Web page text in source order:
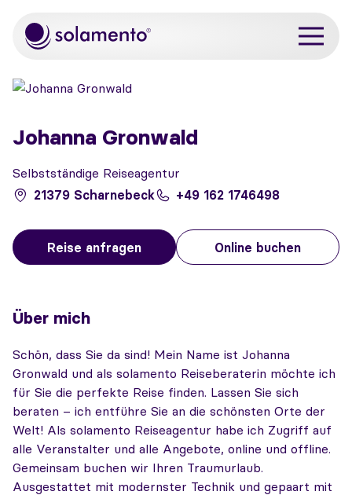
Johanna Gronwald
Selbstständige Reiseagentur
21379 Scharnebeck
+49 162 1746498
Reise anfragen Online buchen
Über mich
Schön, dass Sie da sind! Mein Name ist Johanna
Gronwald und als solamento Reiseberaterin möchte ich
für Sie die perfekte Reise finden. Lassen Sie sich
beraten – ich entführe Sie an die schönsten Orte der
Welt! Als solamento Reiseagentur habe ich Zugriff auf
alle Veranstalter und alle Angebote, online und offline.
Gemeinsam buchen wir Ihren Traumurlaub.
Ausgestattet mit modernster Technik und gepaart mit